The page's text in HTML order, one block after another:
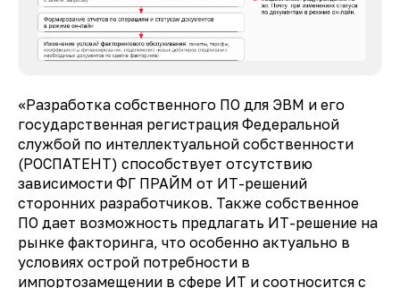
«Разработка собственного ПО для ЭВМ и его
государственная регистрация Федеральной
службой по интеллектуальной собственности
(РОСПАТЕНТ) способствует отсутствию
зависимости ФГ ПРАЙМ от ИТ-решений
сторонних разработчиков. Также собственное
ПО дает возможность предлагать ИТ-решение на
рынке факторинга, что особенно актуально в
условиях острой потребности в
импортозамещении в сфере ИТ и соотносится с